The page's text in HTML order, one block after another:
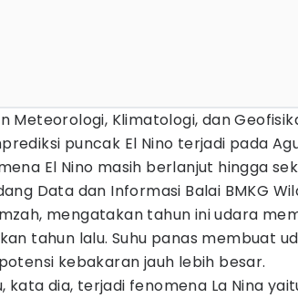
Meteorologi, Klimatologi, dan
puncak El Nino terjadi pada
El Nino masih berlanjut hingga
Data dan Informasi Balai BMKG
mengatakan tahun ini udara
tahun lalu. Suhu panas membuat
kebakaran jauh lebih besar.
kata dia, terjadi fenomena La Nina